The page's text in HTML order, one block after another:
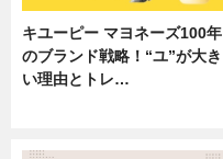
キユーピー マヨネーズ100年
のブランド戦略！“ユ”が大き
い理由とトレ…